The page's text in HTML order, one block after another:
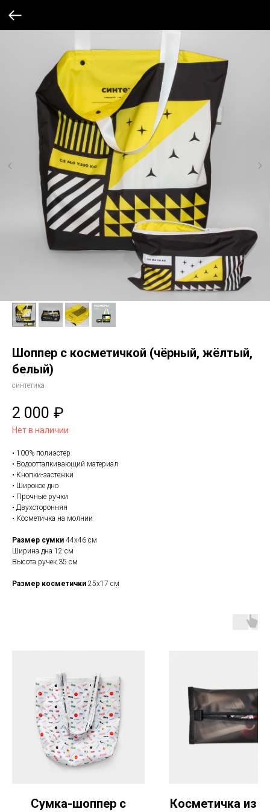
Шоппер с косметичкой (чёрный, жёлтый,
белый)
синтетика
2 000 ₽
Нет в наличии
• 100% полиэстер
• Водоотталкивающий материал
• Кнопки-застежки
• Широкое дно
• Прочные ручки
• Двухсторонняя
• Косметичка на молнии
Размер сумки 44х46 см
Ширина дна 12 см
Высота ручек 35 см
Размер косметички 25х17 см
Сумка-шоппер с Косметичка из